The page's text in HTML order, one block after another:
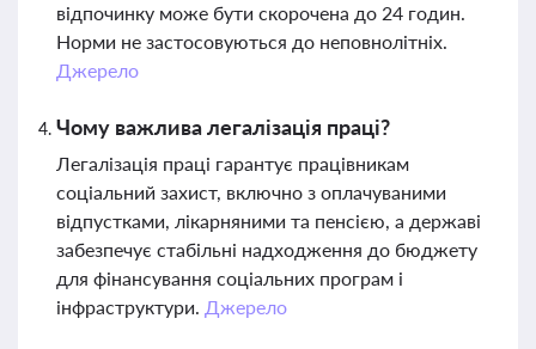
відпочинку може бути скорочена до 24 годин.
Норми не застосовуються до неповнолітніх.
Джерело
Чому важлива легалізація праці?
Легалізація праці гарантує працівникам
соціальний захист, включно з оплачуваними
відпустками, лікарняними та пенсією, а державі
забезпечує стабільні надходження до бюджету
для фінансування соціальних програм і
інфраструктури. Джерело